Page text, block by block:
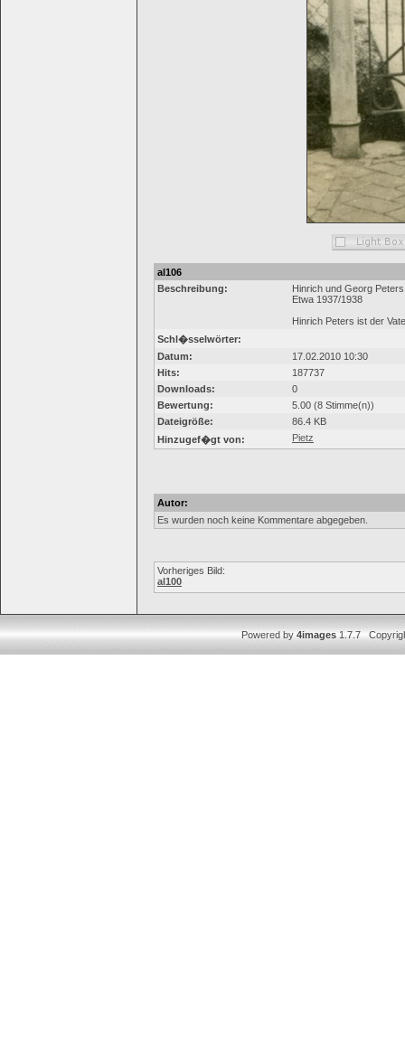
al106
Beschreibung:
Hinrich und Georg Peters
Etwa 1937/1938
Hinrich Peters ist der
Schl�sselwörter:
Datum:
17.02.2010 10:30
Hits:
187737
Downloads:
0
Bewertung:
5.00 (8 Stimme(n))
Dateigröße:
86.4 KB
Hinzugef�gt von:
Pietz
Autor:
Es wurden noch keine Kommentare abgegeben.
Vorheriges Bild:
al100
Powered by4images1.7.7